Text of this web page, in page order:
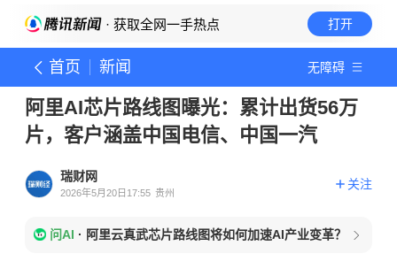
· 获取全网一手热点 打开
首页 新闻 无障碍
阿里AI芯片路线图曝光：累计出货56万
片，客户涵盖中国电信、中国一汽
瑞财网
2026年5月20日17:55 贵州
关注
问AI · 阿里云真武芯片路线图将如何加速AI产业变革？